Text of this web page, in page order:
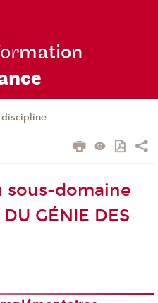
mation
discipline
sous-domaine
GÉNIE DES